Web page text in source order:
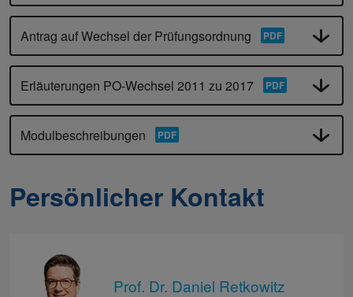
Antrag auf Wechsel der Prüfungsordnung
Erläuterungen PO-Wechsel 2011 zu 2017
Modulbeschreibungen
Persönlicher Kontakt
Prof. Dr. Daniel Retkowitz